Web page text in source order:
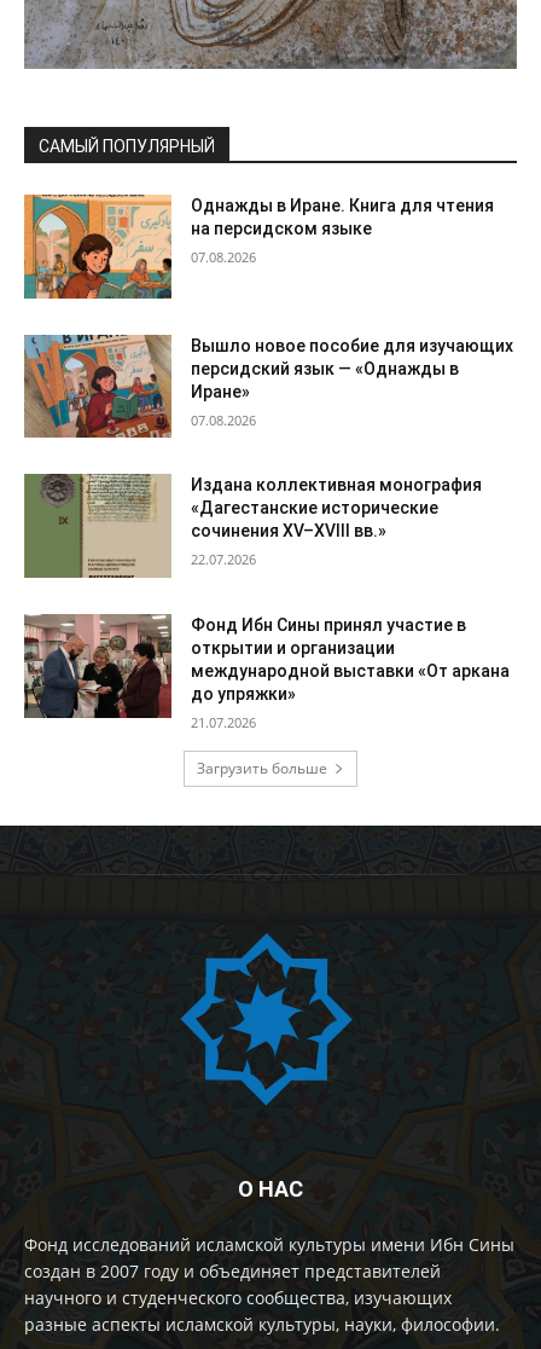
САМЫЙ ПОПУЛЯРНЫЙ
Однажды в Иране. Книга для чтения
на персидском языке
07.08.2026
Вышло новое пособие для изучающих
персидский язык — «Однажды в
Иране»
07.08.2026
Издана коллективная монография
«Дагестанские исторические
сочинения XV–XVIII вв.»
22.07.2026
Фонд Ибн Сины принял участие в
открытии и организации
международной выставки «От аркана
до упряжки»
21.07.2026
Загрузить больше
О НАС
Фонд исследований исламской культуры имени Ибн Сины
создан в 2007 году и объединяет представителей
научного и студенческого сообщества, изучающих
разные аспекты исламской культуры, науки, философии.